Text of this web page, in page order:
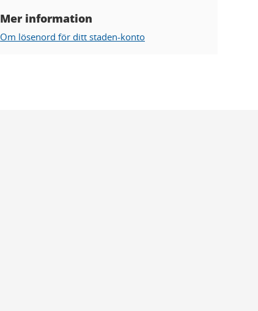
Mer information
Om lösenord för ditt staden-konto